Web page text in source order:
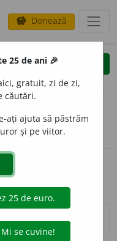
savings Donează
clear
opțiuni
25 de ani 🎉
gratuit, zi de zi,
căutări.
ați ajuta să păstrăm
și pe viitor.